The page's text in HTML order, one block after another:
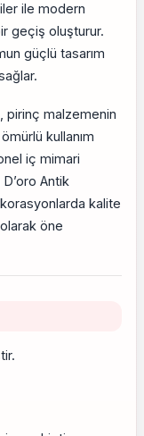
ile modern
geçiş oluşturur.
güçlü tasarım
pirinç malzemenin
kullanım
iç mimari
Antik
kalite
öne